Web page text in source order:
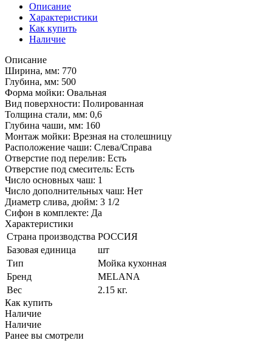
Описание
Характеристики
Как купить
Наличие
Описание
Ширина, мм: 770
Глубина, мм: 500
Форма мойки: Овальная
Вид поверхности: Полированная
Толщина стали, мм: 0,6
Глубина чаши, мм: 160
Монтаж мойки: Врезная на столешницу
Расположение чаши: Слева/Справа
Отверстие под перелив: Есть
Отверстие под смеситель: Есть
Число основных чаш: 1
Число дополнительных чаш: Нет
Диаметр слива, дюйм: 3 1/2
Сифон в комплекте: Да
Характеристики
Страна производства РОССИЯ
Базовая единица
шт
Тип
Мойка кухонная
Бренд
MELANA
Вес
2.15 кг.
Как купить
Наличие
Наличие
Ранее вы смотрели